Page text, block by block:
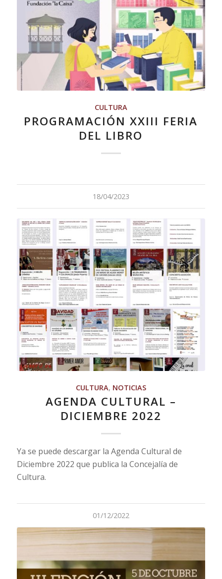
CULTURA
PROGRAMACIÓN XXIII FERIA
DEL LIBRO
18/04/2023
CULTURA, NOTICIAS
AGENDA CULTURAL –
DICIEMBRE 2022
Ya se puede descargar la Agenda Cultural de
Diciembre 2022 que publica la Concejalía de
Cultura.
01/12/2022